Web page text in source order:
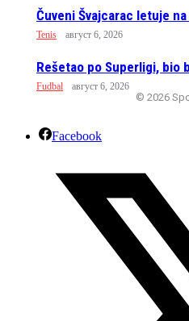
Čuveni Švajcarac letuje
Tenis август 6, 2026
Rešetao po Superligi, bio
Fudbal август 6, 2026
© 2026
Facebook